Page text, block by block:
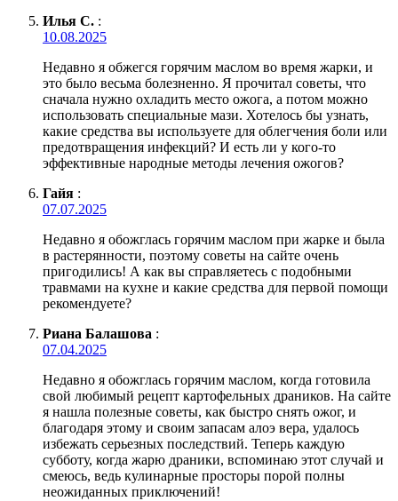
Илья С. :
10.08.2025
Недавно я обжегся горячим маслом во время жарки, и
это было весьма болезненно. Я прочитал советы, что
сначала нужно охладить место ожога, а потом можно
использовать специальные мази. Хотелось бы узнать,
какие средства вы используете для облегчения боли или
предотвращения инфекций? И есть ли у кого-то
эффективные народные методы лечения ожогов?
Гайя :
07.07.2025
Недавно я обожглась горячим маслом при жарке и была
в растерянности, поэтому советы на сайте очень
пригодились! А как вы справляетесь с подобными
травмами на кухне и какие средства для первой помощи
рекомендуете?
Риана Балашова :
07.04.2025
Недавно я обожглась горячим маслом, когда готовила
свой любимый рецепт картофельных драников. На сайте
я нашла полезные советы, как быстро снять ожог, и
благодаря этому и своим запасам алоэ вера, удалось
избежать серьезных последствий. Теперь каждую
субботу, когда жарю драники, вспоминаю этот случай и
смеюсь, ведь кулинарные просторы порой полны
неожиданных приключений!